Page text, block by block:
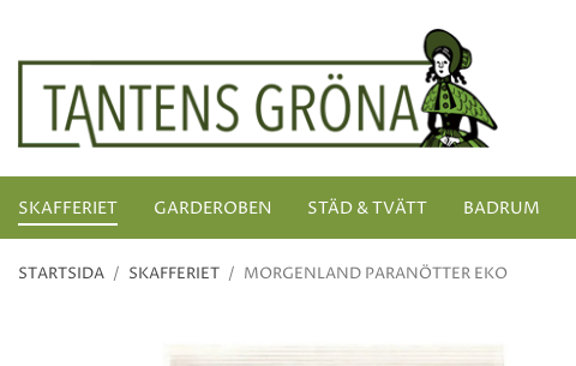
SKAFFERIET GARDEROBEN STÄD & TVÄTT BADRUM
STARTSIDA / SKAFFERIET / MORGENLAND PARANÖTTER EKO